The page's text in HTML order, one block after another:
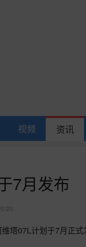
视频 资讯
7月发布
塔07L计划于7月正